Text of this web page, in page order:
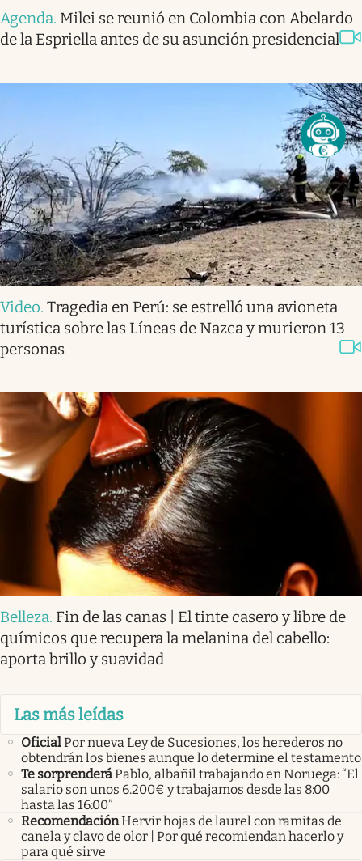
Agenda. Milei se reunió en Colombia con Abelardo
de la Espriella antes de su asunción presidencial
Video. Tragedia en Perú: se estrelló una avioneta
turística sobre las Líneas de Nazca y murieron 13
personas
Belleza. Fin de las canas | El tinte casero y libre de
químicos que recupera la melanina del cabello:
aporta brillo y suavidad
Las más leídas
OficialPor nueva Ley de Sucesiones, los herederos no
obtendrán los bienes aunque lo determine el testamento
Te sorprenderáPablo, albañil trabajando en Noruega: “El
salario son unos 6.200€ y trabajamos desde las 8:00
hasta las 16:00”
RecomendaciónHervir hojas de laurel con ramitas de
canela y clavo de olor | Por qué recomiendan hacerlo y
para qué sirve